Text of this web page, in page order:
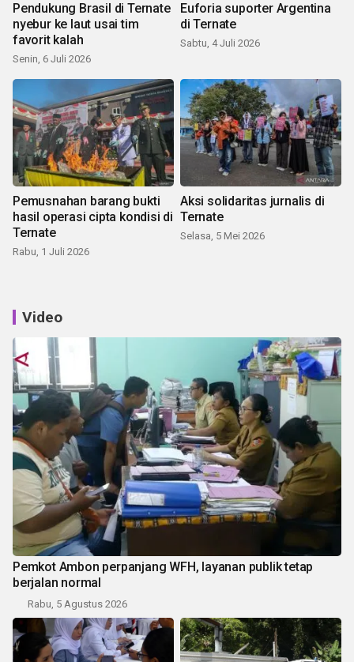
Pendukung Brasil di Ternate
nyebur ke laut usai tim
favorit kalah
Senin, 6 Juli 2026
Euforia suporter Argentina
di Ternate
Sabtu, 4 Juli 2026
Pemusnahan barang bukti
hasil operasi cipta kondisi di
Ternate
Rabu, 1 Juli 2026
Aksi solidaritas jurnalis di
Ternate
Selasa, 5 Mei 2026
Video
Pemkot Ambon perpanjang WFH, layanan publik tetap
berjalan normal
Rabu, 5 Agustus 2026